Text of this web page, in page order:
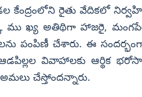
కేంద్రంలోని రైతు వేదికలో
ము ఖ్య అతిథిగా హాజరై,
పంపిణీ చేశారు. ఈ
వివాహాలకు ఆర్థిక
చేస్తోందన్నారు.